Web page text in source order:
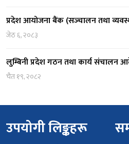
प्रदेश आयोजना बैंक (सञ्‍चालन तथा
जेठ ६, २०८३
लुम्बिनी प्रदेश गठन तथा कार्य संचालन
चैत १९, २०८२
उपयोगी लिङ्कहरू